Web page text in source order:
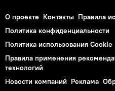
О проекте Контакты Правила
Политика конфиденциальности
Политика использования Cookie
Правила применения
технологий
Новости компаний Реклама